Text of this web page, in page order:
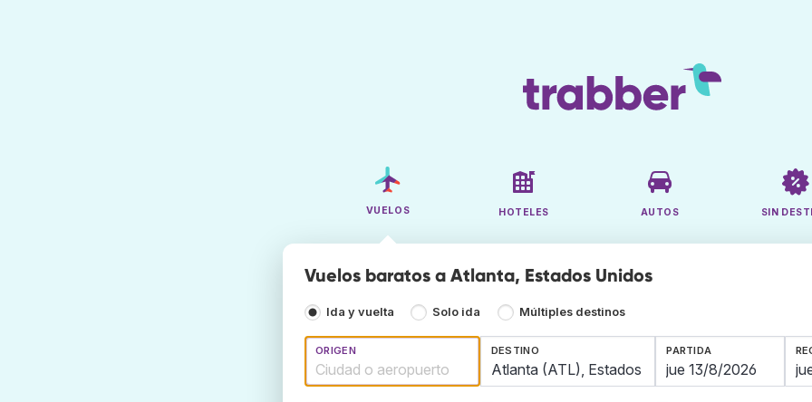
VUELOS HOTELES AUTOS SIN
Vuelos baratos a Atlanta, Estados Unidos
Ida y vuelta Solo ida Múltiples destinos
ORIGEN DESTINO PARTIDA